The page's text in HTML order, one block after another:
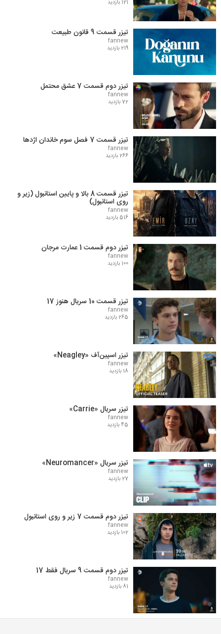
121 بازدید
تیزر قسمت 9 قانون طبیعت
fannew
219 بازدید
تیزر دوم قسمت 7 عشق محتمل
fannew
72 بازدید
تیزر قسمت 7 فصل سوم خاندان اژدها
fannew
266 بازدید
تیزر قسمت 8 بالا و پایین استانبول (زیر و
روی استانبول)
fannew
516 بازدید
تیزر دوم قسمت 1 عمارت مرجان
fannew
100 بازدید
تیزر قسمت 10 سریال هنوز 17
fannew
265 بازدید
تیزر اسپین‌آف «Neagley»
fannew
18 بازدید
تیزر سریال «Carrie»
fannew
45 بازدید
تیزر سریال «Neuromancer»
fannew
27 بازدید
تیزر دوم قسمت 7 زیر و روی استانبول
fannew
102 بازدید
تیزر دوم قسمت 9 سریال فقط 17
fannew
81 بازدید